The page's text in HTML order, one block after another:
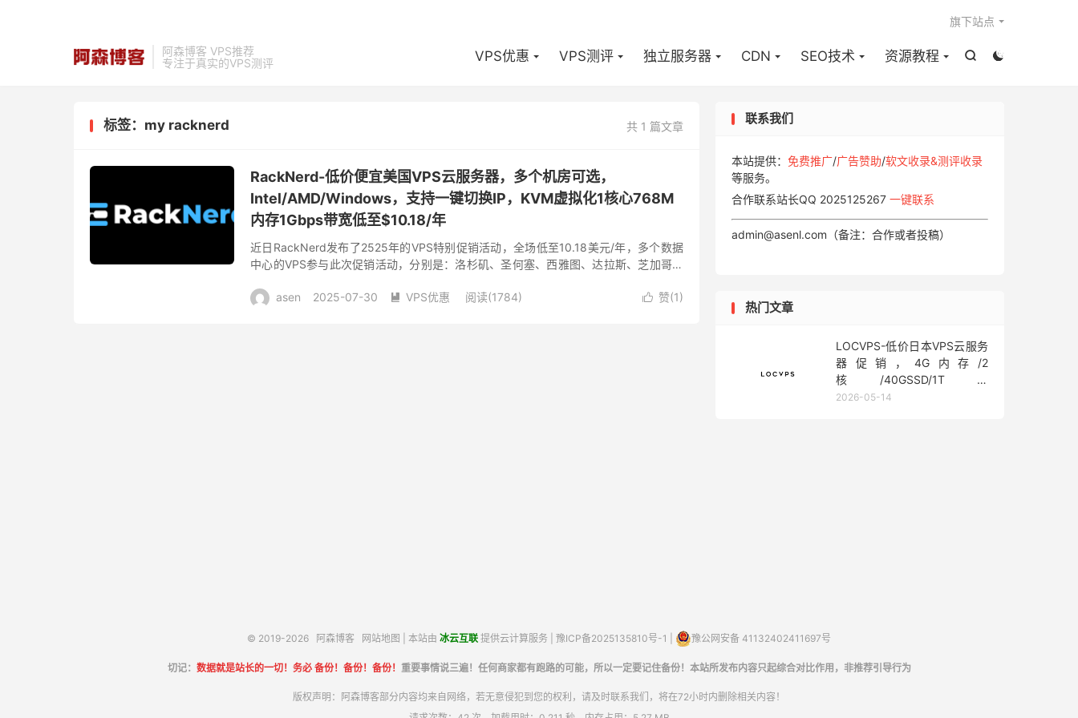
阿森博客 VPS推荐
专注于真实的VPS测评


VPS优惠 VPS测评 独立服务器 CDN SEO技术 资源教程
旗下站点
共 1 篇文章
标签：my racknerd
RackNerd-低价便宜美国VPS云服务器，多个机房可选，
Intel/AMD/Windows，支持一键切换IP，KVM虚拟化1核心768M
内存1Gbps带宽低至$10.18/年
近日RackNerd发布了2525年的VPS特别促销活动，全场低至10.18美元/年，多个数据
中心的VPS参与此次促销活动，分别是：洛杉矶、圣何塞、西雅图、达拉斯、芝加哥、
 赞(1)
asen 2025-07-30  VPS优惠 阅读(1784)
联系我们
本站提供： 免费推广/广告赞助/软文收录&测评收录
等服务。
合作联系站长QQ 2025125267 一键联系
admin@asenl.com（备注：合作或者投稿）
热门文章
LOCVPS-低价日本VPS云服务
器促销，4G内存/2
核/40GSSD/1T流
量/450Mbps带宽，低至36元/
2026-05-14
© 2019-2026 阿森博客 网站地图 | 本站由 冰云互联 提供云计算服务 | 豫ICP备2025135810号-1 豫公网安备 41132402411697号
切记： 数据就是站长的一切！务必 备份！备份！备份！ 重要事情说三遍！任何商家都有跑路的可能，所以一定要记住备份！本站所发布内容只起综合对比作用，非推荐引导行为
版权声明：阿森博客部分内容均来自网络，若无意侵犯到您的权利，请及时联系我们，将在72小时内删除相关内容！